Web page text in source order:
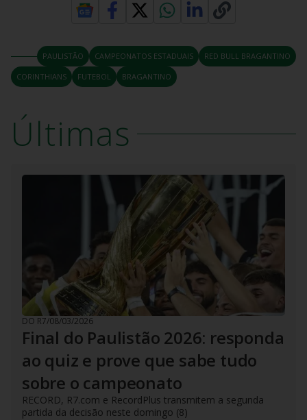
PAULISTÃO CAMPEONATOS ESTADUAIS
RED BULL BRAGANTINO
CORINTHIANS
FUTEBOL BRAGANTINO
Últimas
DO R7/08/03/2026
Final do Paulistão 2026: responda
ao quiz e prove que sabe tudo
sobre o campeonato
RECORD, R7.com e RecordPlus transmitem a segunda
partida da decisão neste domingo (8)